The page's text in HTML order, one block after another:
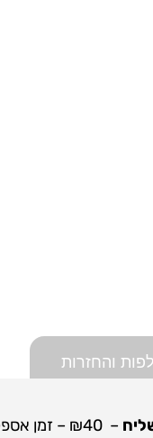
והחזרות
– ₪40 – זמן אספקה 6 ימי עסקים.